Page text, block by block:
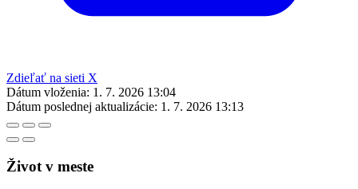
Zdieľať na sieti X
Dátum vloženia: 1. 7. 2026 13:04
Dátum poslednej aktualizácie: 1. 7. 2026 13:13
Život v meste